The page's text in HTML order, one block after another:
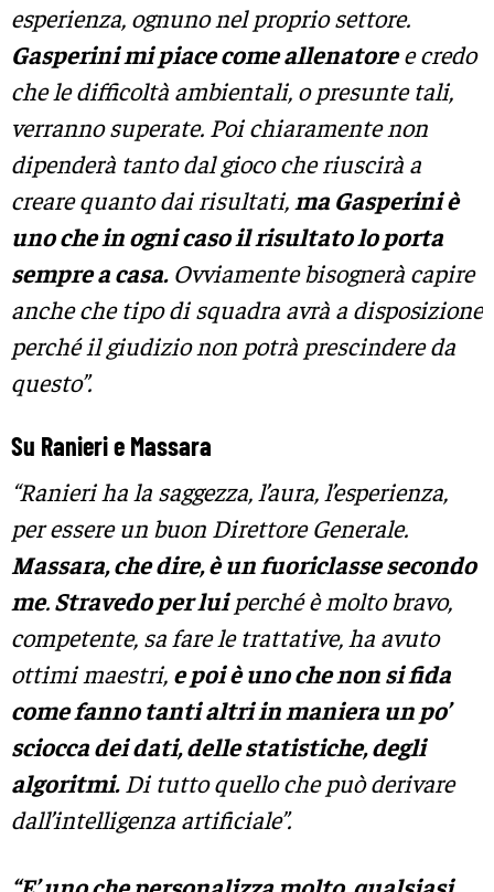
esperienza, ognuno nel proprio settore.
Gasperini mi piace come allenatoree credo
che le difficoltà ambientali, o presunte tali,
verranno superate. Poi chiaramente non
dipenderà tanto dal gioco che riuscirà a
creare quanto dai risultati, ma Gasperini è
uno che in ogni caso il risultato lo porta
sempre a casa.Ovviamente bisognerà capire
anche che tipo di squadra avrà a disposizione
perché il giudizio non potrà prescindere da
questo”.
Su Ranieri e Massara
“Ranieri ha la saggezza, l’aura, l’esperienza,
per essere un buon Direttore Generale.
Massara, che dire, è un fuoriclasse secondo
me.Stravedo per luiperché è molto bravo,
competente, sa fare le trattative, ha avuto
ottimi maestri, e poi è uno che non si fida
come fanno tanti altri in maniera un po’
sciocca dei dati, delle statistiche, degli
algoritmi.Di tutto quello che può derivare
dall’intelligenza artificiale”.